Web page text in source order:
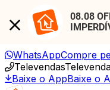
08.08
WhatsAppCompre
Televendas
Baixe o AppBaixe o